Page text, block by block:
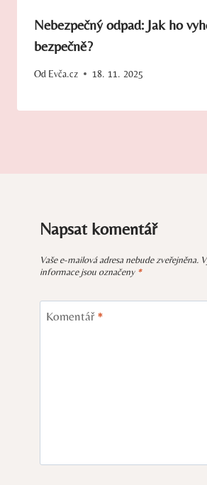
Nebezpečný odpad: Jak ho
bezpečně?
Od Evča.cz 18. 11. 2025
Napsat komentář
Vaše e-mailová adresa nebude zveřejněna.
informace jsou označeny *
Komentář *